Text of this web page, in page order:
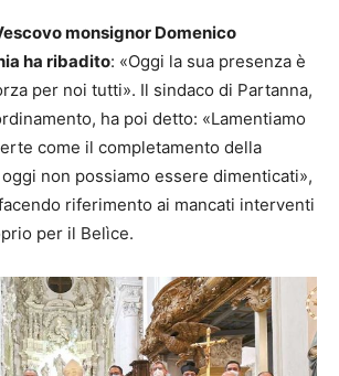
monsignor Domenico
ha ribadito: «Oggi la sua presenza è
per noi tutti». Il sindaco di Partanna,
ha poi detto: «Lamentiamo
come il completamento della
non possiamo essere dimenticati»,
riferimento ai mancati interventi
per il Belìce.